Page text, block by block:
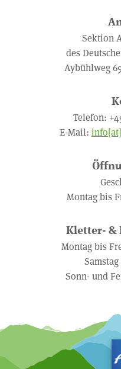
Sektion
des
Aybühlweg
Telefon:
E-Mail:
Montag bis
Kletter- &
Montag bis
Sonn- und